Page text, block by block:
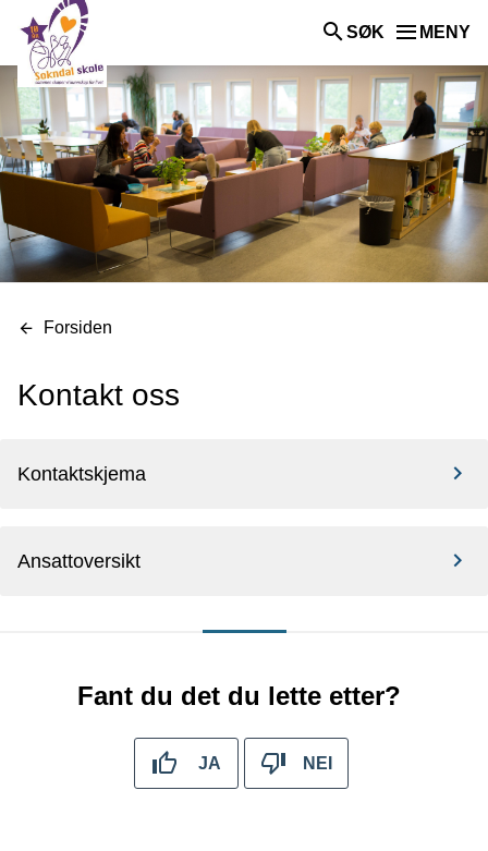
skole
SØK MENY
Du
Forsiden
Kontakt oss
Kontaktskjema
Ansattoversikt
Fant du det du lette etter?
JA NEI